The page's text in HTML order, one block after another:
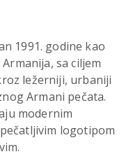
1991. godine kao
sa ciljem
ležerniji, urbaniji
Armani pečata.
modernim
logotipom